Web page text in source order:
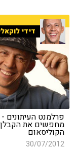
דידי
פרלמנט העיתונים
מחפשים את
הקוליסאום
30/07/2012